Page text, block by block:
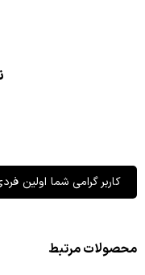
کاربر گرامی شما اولین
محصولات مرتبط